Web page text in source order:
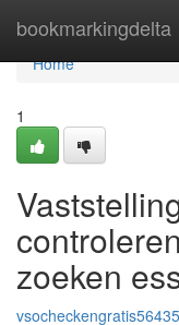
bookmarkingdelta
Home
Home
1
zoeken